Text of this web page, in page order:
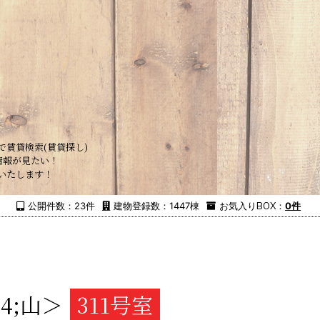
賃貸検索(賃貸探し)
が見たい！
します！
お気入りBOX ：0件
建物登録数：1447棟
公開件数：23件
山＞ 311号室